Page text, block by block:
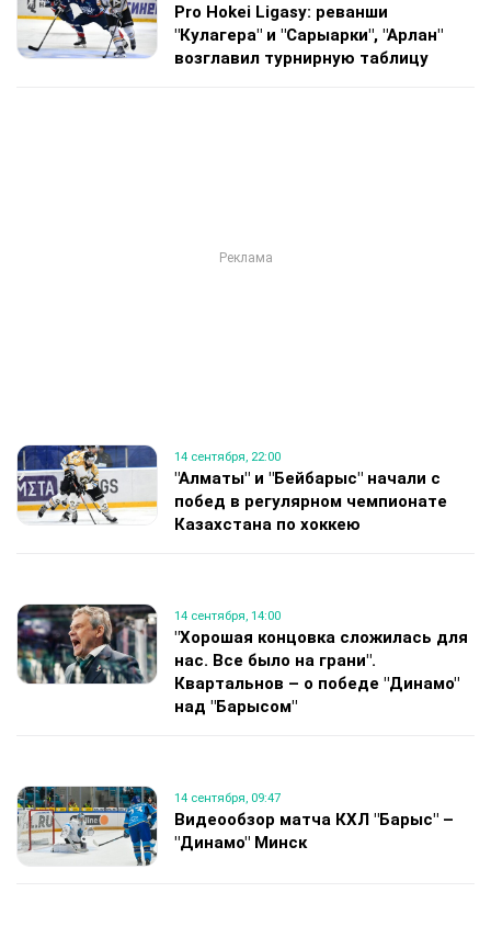
Pro Hokei Ligasy: реванши
"Кулагера" и "Сарыарки", "Арлан"
возглавил турнирную таблицу
14 сентября, 22:00
"Алматы" и "Бейбарыс" начали с
побед в регулярном чемпионате
Казахстана по хоккею
14 сентября, 14:00
"Хорошая концовка сложилась для
нас. Все было на грани".
Квартальнов – о победе "Динамо"
над "Барысом"
14 сентября, 09:47
Видеообзор матча КХЛ "Барыс" –
"Динамо" Минск